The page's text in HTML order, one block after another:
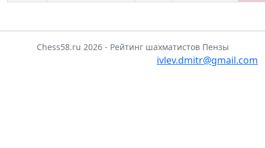
Chess58.ru 2026 - Рейтинг шахматистов Пензы
ivlev.dmitr@gmail.com